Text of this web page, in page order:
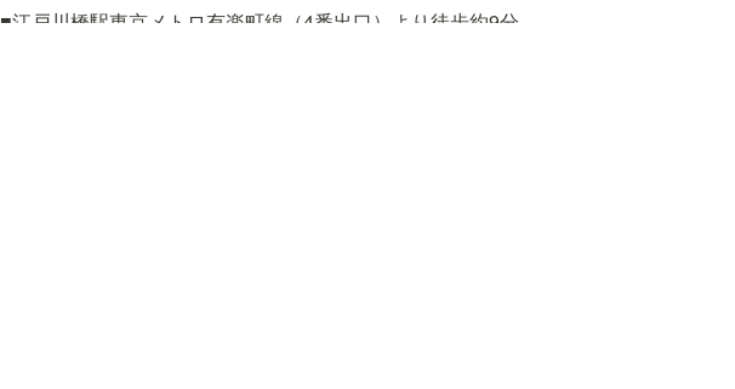
■江戸川橋駅東京メトロ有楽町線（4番出口）より徒歩約9分